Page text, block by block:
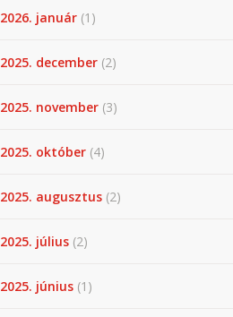
2026. január (1)
2025. december (2)
2025. november (3)
2025. október (4)
2025. augusztus (2)
2025. július (2)
2025. június (1)